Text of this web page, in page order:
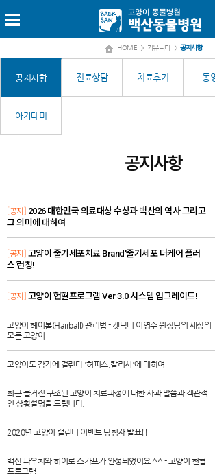
HOME > 커뮤니티 > 공지사항
공지사항 진료상담 치료후기 동
아카데미
공지사항
[공지] 2026 대한민국 의료대상 수상과 백산의 역사 그리고
그 의미에 대하여
[공지] 고양이 줄기세포치료 Brand'줄기세포 더케어 플러
스'런칭!
[공지] 고양이 헌혈프로그램 Ver 3.0 시스템 업그레이드!
고양이 헤어볼(Hairball) 관리법 - 캣닥터 이영수 원장님의 세상의
모든 고양이
고양이도 감기에 걸린다 '허피스,칼리시'에 대하여
최근 불거진 구조된 고양이 치료과정에 대한 사과 말씀과 객관적
인 상황설명을 드립니다.
2020년 고양이 캘린더 이벤트 당첨자 발표!!
백산 파우치와 히어로 스카프가 완성되었어요 ^^ - 고양이 헌혈
프로그램